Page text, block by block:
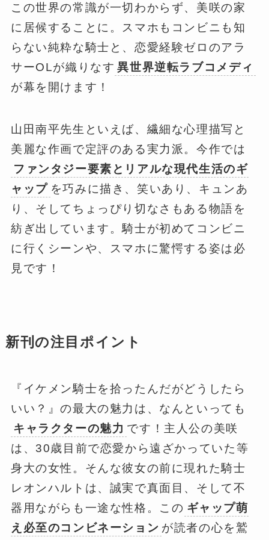
この世界の常識が一切わからず、美咲の家
に居候することに。スマホもコンビニも知
らない純粋な騎士と、恋愛経験ゼロのアラ
サーOLが織りなす 異世界逆転ラブコメディ
が幕を開けます！
山田南平先生といえば、繊細な心理描写と
美麗な作画で定評のある実力派。今作では
ファンタジー要素とリアルな現代生活のギ
ャップ を巧みに描き、笑いあり、キュンあ
り、そしてちょっぴり切なさもある物語を
紡ぎ出しています。騎士が初めてコンビニ
に行くシーンや、スマホに驚愕する姿は必
見です！
新刊の注目ポイント
『イケメン騎士を拾ったんだがどうしたら
いい？』の最大の魅力は、なんといっても
キャラクターの魅力 です！主人公の美咲
は、30歳目前で恋愛から遠ざかっていた等
身大の女性。そんな彼女の前に現れた騎士
レオンハルトは、誠実で真面目、そして不
器用ながらも一途な性格。この ギャップ萌
え必至のコンビネーション が読者の心を鷲